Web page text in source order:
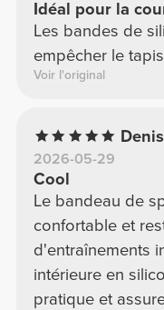
Idéal pour la
Les bandes de
empêcher le
Voir l'original
2026-05-29
Cool
Le bandeau de
confortable et
d'entraînements
intérieure en
pratique et